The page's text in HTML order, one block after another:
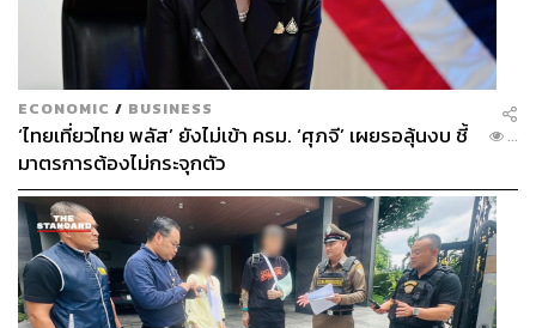
ECONOMIC / BUSINESS
‘ไทยเที่ยวไทย พลัส’ ยังไม่เข้า ครม. ‘ศุภจี’ เผยรอลุ้นงบ ชี้
มาตรการต้องไม่กระจุกตัว
...